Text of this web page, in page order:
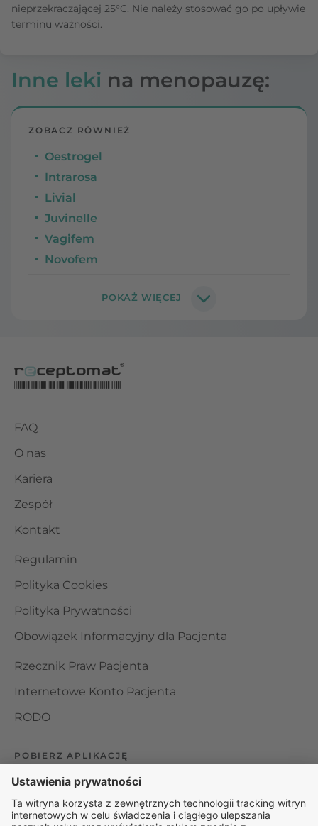
nieprzekraczającej 25°C. Nie należy stosować go po upływie
terminu ważności.
Inne leki na menopauzę:
ZOBACZ RÓWNIEŻ
Oestrogel
Intrarosa
Livial
Juvinelle
Vagifem
Novofem
FAQ
O nas
Kariera
Zespół
Kontakt
Regulamin
Polityka Cookies
Polityka Prywatności
Obowiązek Informacyjny dla Pacjenta
Rzecznik Praw Pacjenta
Internetowe Konto Pacjenta
RODO
POBIERZ APLIKACJĘ